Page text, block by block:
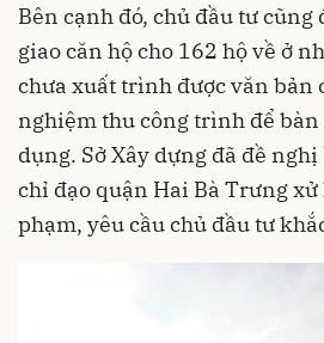
Bên cạnh đó, chủ đầu tư
giao căn hộ cho 162 hộ về ở
chưa xuất trình được văn bản
nghiệm thu công trình để bàn
dụng. Sở Xây dựng đã đề nghị
chỉ đạo quận Hai Bà Trưng
phạm, yêu cầu chủ đầu tư